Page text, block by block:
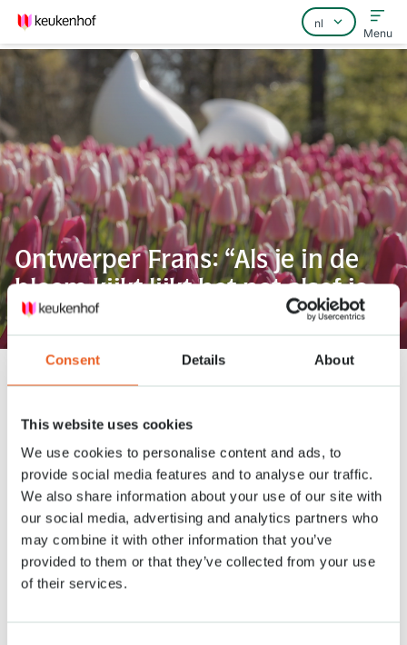
Consent Details About
This website uses cookies
We use cookies to personalise content and ads, to
provide social media features and to analyse our traffic.
We also share information about your use of our site with
our social media, advertising and analytics partners who
may combine it with other information that you’ve
provided to them or that they’ve collected from your use
of their services.
Home
Veelgestelde vragen
Contact
Menu
Ontwerper Frans: “Als je in de
bloem kijkt lijkt het net alsof je
parels ziet.”
Ontwerper Frans: “Als je in de bloem kijkt lijkt het net alsof je parels ziet.”
Nieuws 23 APR. 2021